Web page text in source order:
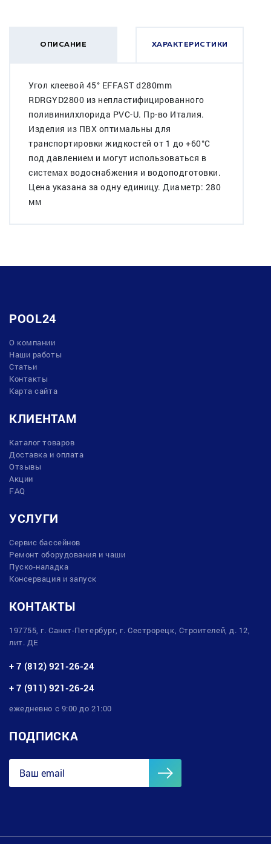
ОПИСАНИЕ ХАРАКТЕРИСТИКИ
Угол клеевой 45° EFFAST d280mm
RDRGYD2800 из непластифицированного
поливинилхлорида PVC-U. Пр-во Италия.
Изделия из ПВХ оптимальны для
транспортировки жидкостей от 1 до +60°C
под давлением и могут использоваться в
системах водоснабжения и водоподготовки.
Цена указана за одну единицу. Диаметр: 280
мм
POOL24
О компании
Наши работы
Статьи
Контакты
Карта сайта
КЛИЕНТАМ
Каталог товаров
Доставка и оплата
Отзывы
Акции
FAQ
УСЛУГИ
Сервис бассейнов
Ремонт оборудования и чаши
Пуско-наладка
Консервация и запуск
КОНТАКТЫ
197755, г. Санкт-Петербург, г. Сестрорецк, Строителей, д. 12,
лит. ДЕ
+ 7 (812) 921-26-24
+ 7 (911) 921-26-24
ежедневно с 9:00 до 21:00
ПОДПИСКА